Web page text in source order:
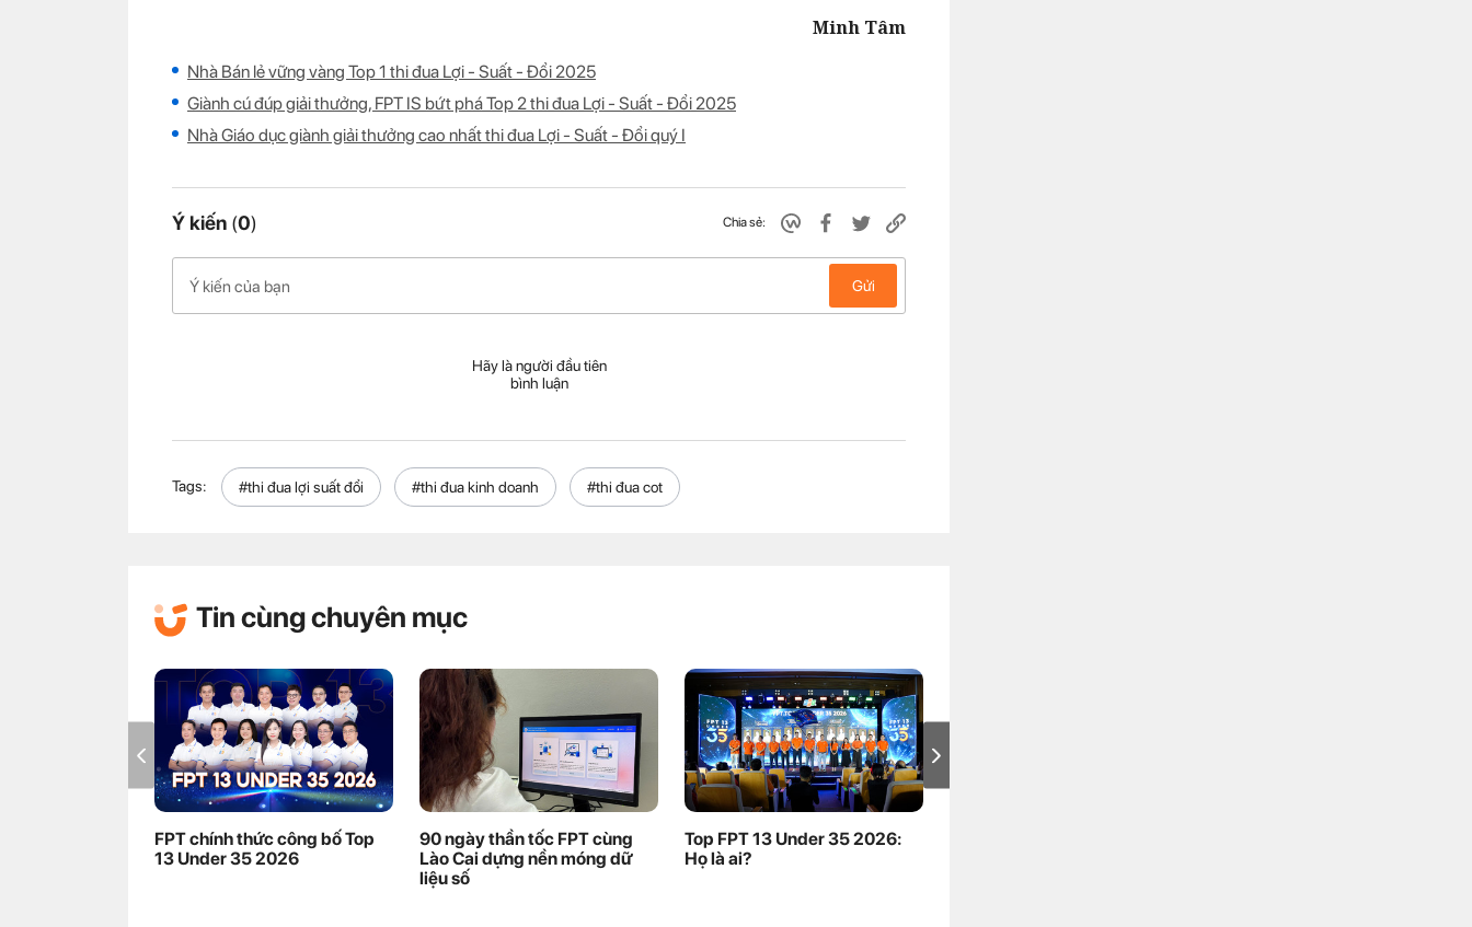
Minh Tâm
Nhà Bán lẻ vững vàng Top 1 thi đua Lợi - Suất - Đổi 2025
Giành cú đúp giải thưởng, FPT IS bứt phá Top 2 thi đua Lợi - Suất - Đổi 2025
Nhà Giáo dục giành giải thưởng cao nhất thi đua Lợi - Suất - Đổi quý I
Ý kiến (0) Chia sẻ:
Gửi
Hãy là người đầu tiên
bình luận
Tags: #thi đua lợi suất đổi #thi đua kinh doanh #thi đua cot
Tin cùng chuyên mục
FPT chính thức công bố Top
13 Under 35 2026
90 ngày thần tốc FPT cùng
Lào Cai dựng nền móng dữ
liệu số
Top FPT 13 Under 35 2026:
Họ là ai?